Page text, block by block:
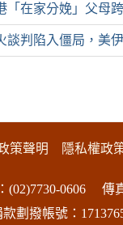
「在家分娩」父母
談判陷入僵局，美
策聲明 隱私權政
(02)7730-0606
傳
款劃撥帳號：